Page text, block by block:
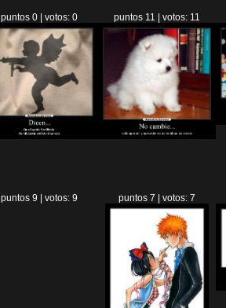
puntos 0 | votos: 0 puntos 11 | votos: 11
puntos 9 | votos: 9 puntos 7 | votos: 7